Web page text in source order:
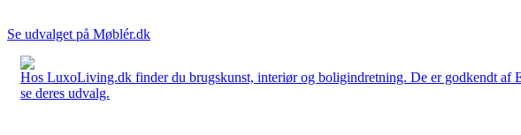
Se udvalget på Møblér.dk
Hos LuxoLiving.dk finder du brugskunst, interiør og boligindretning. De er godkendt
se deres udvalg.